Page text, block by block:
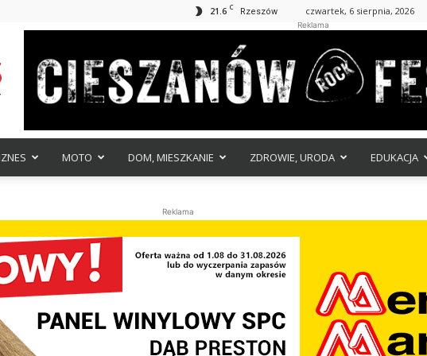
21.6 C Rzeszów czwartek, 6 sierpnia, 2026
Reklama
MOTO DOM, MIESZKANIE ZDROWIE, URODA EDUKACJA
Reklama